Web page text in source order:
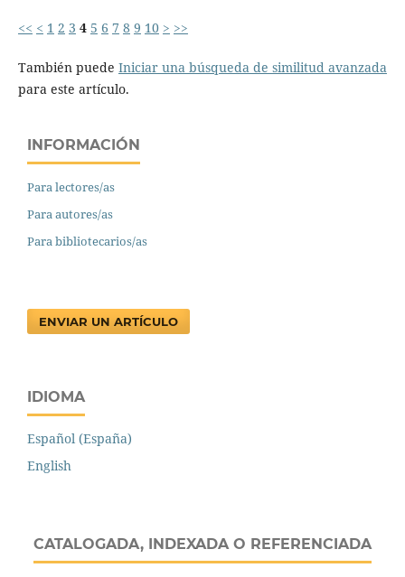
<< < 1 2 3 4 5 6 7 8 9 10 > >>
También puede Iniciar una búsqueda de similitud avanzada
para este artículo.
INFORMACIÓN
Para lectores/as
Para autores/as
Para bibliotecarios/as
ENVIAR UN ARTÍCULO
IDIOMA
Español (España)
English
CATALOGADA, INDEXADA O REFERENCIADA